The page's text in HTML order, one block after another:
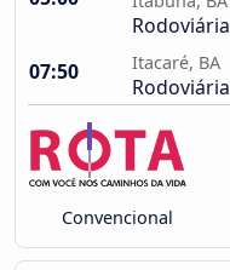
Rodoviária
07:50
Itacaré, BA
Rodoviária
Convencional